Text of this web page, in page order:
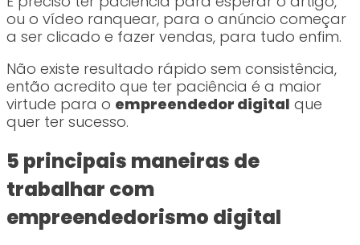
ou o vídeo ranquear, para o anúncio começar
a ser clicado e fazer vendas, para tudo enfim.
Não existe resultado rápido sem consistência,
então acredito que ter paciência é a maior
virtude para o empreendedor digital que
quer ter sucesso.
5 principais maneiras de
trabalhar com
empreendedorismo digital